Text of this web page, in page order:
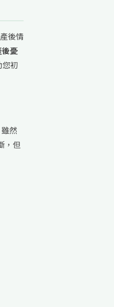
後情
憂
初
然
，但